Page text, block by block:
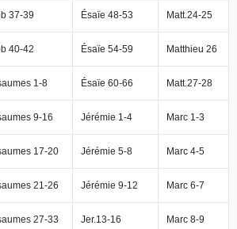
37-39 Ésaïe 48-53 Matt.24-25
40-42 Ésaïe 54-59 Matthieu 26
1-8 Ésaïe 60-66 Matt.27-28
9-16 Jérémie 1-4 Marc 1-3
17-20 Jérémie 5-8 Marc 4-5
21-26 Jérémie 9-12 Marc 6-7
27-33 Jer.13-16 Marc 8-9